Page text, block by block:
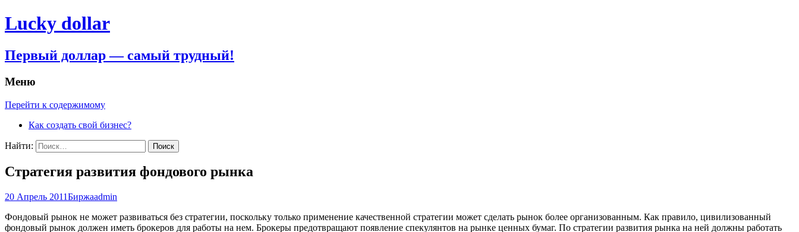
Lucky dollar
Первый доллар — самый трудный!
Меню
Перейти к содержимому
Как создать свой бизнес?
Найти:
Стратегия развития фондового рынка
20 Апрель 2011Биржаadmin
Фондовый рынок не может развиваться без стратегии, поскольку только применение качественной стратегии может сделать рынок более организованным. Как правило, цивилизованный
фондовый рынок должен иметь брокеров для работы на нем. Брокеры предотвращают появление спекулянтов на рынке ценных бумаг. По стратегии развития рынка на ней должны работать